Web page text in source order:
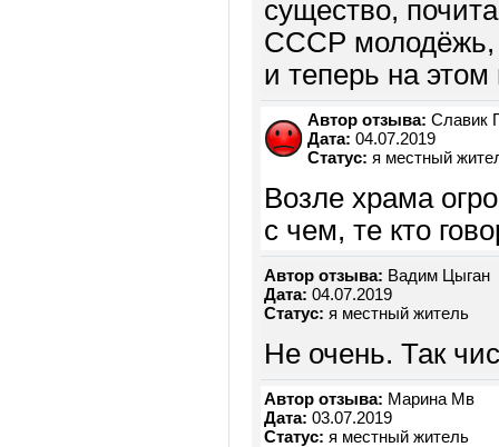
существо,
СССР молодёжь,
и теперь на
Автор отзыва: Славик
Дата: 04.07.2019
Статус: я местный
Возле храма
с чем, те кто
Автор отзыва: Вадим Цыган
Дата: 04.07.2019
Статус: я местный житель
Не очень. Так
Автор отзыва: Марина Мв
Дата: 03.07.2019
Статус: я местный житель